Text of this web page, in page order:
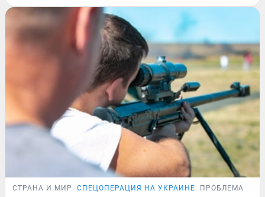
СТРАНА И МИР СПЕЦОПЕРАЦИЯ НА УКРАИНЕ ПРОБЛЕМА